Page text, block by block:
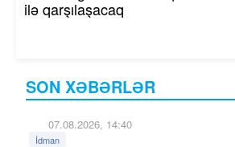
SON XƏBƏRLƏR
07.08.2026, 14:40
İdman
ilə qarşılaşacaq